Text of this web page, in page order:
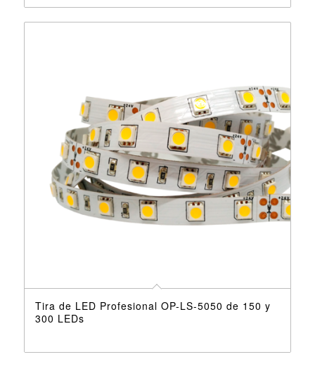
Tira de LED Profesional OP-LS-5050 de 150 y
300 LEDs